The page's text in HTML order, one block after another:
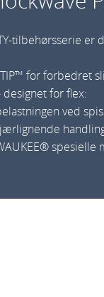
tilbehørsserie
for forbedret
designet for flex:
ved